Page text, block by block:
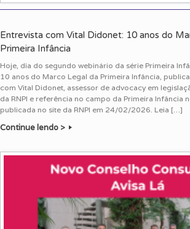
Entrevista com Vital Didonet: 10 anos do
Primeira Infância
Hoje, dia do segundo webinário da série Primeira
10 anos do Marco Legal da Primeira Infância,
com Vital Didonet, assessor de advocacy em
da RNPI e referência no campo da Primeira Infância
publicada no site da RNPI em 24/02/2026. Leia […]
Continue lendo >